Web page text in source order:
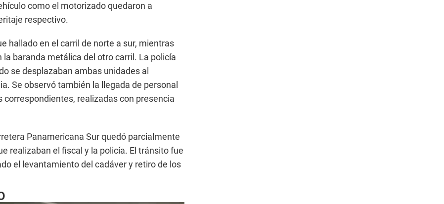
como el motorizado quedaron a
respectivo.
hallado en el carril de norte a sur, mientras
baranda metálica del otro carril. La policía
se desplazaban ambas unidades al
Se observó también la llegada de personal
correspondientes, realizadas con presencia
Panamericana Sur quedó parcialmente
realizaban el fiscal y la policía. El tránsito fue
el levantamiento del cadáver y retiro de los